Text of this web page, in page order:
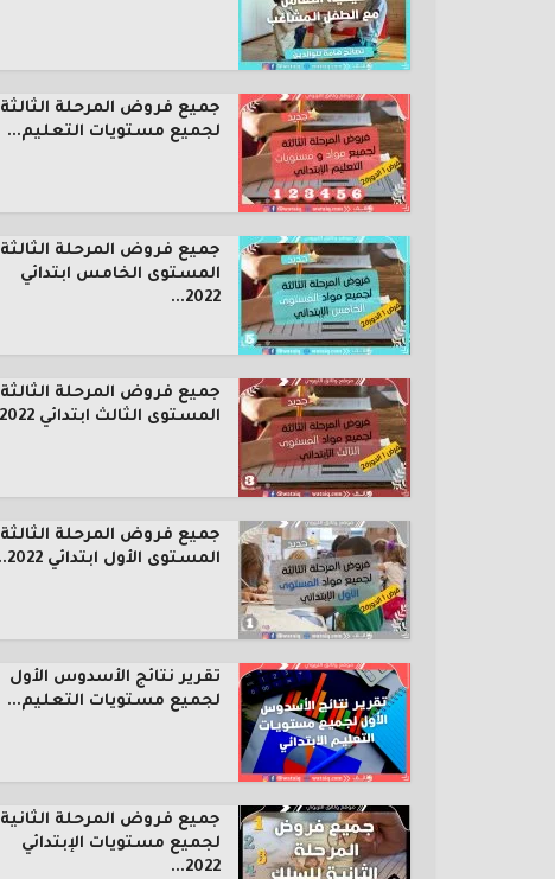
جميع فروض المرحلة الثالثة
لجميع مستويات التعليم...
جميع فروض المرحلة الثالثة
المستوى الخامس ابتدائي
2022...
جميع فروض المرحلة الثالثة
المستوى الثالث ابتدائي 2022...
جميع فروض المرحلة الثالثة
المستوى الأول ابتدائي 2022...
تقرير نتائج الأسدوس الأول
لجميع مستويات التعليم...
جميع فروض المرحلة الثانية
لجميع مستويات الإبتدائي
2022...